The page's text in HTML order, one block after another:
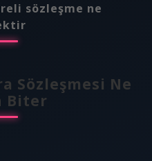
sözleşme ne
Sözleşmesi Ne
Biter